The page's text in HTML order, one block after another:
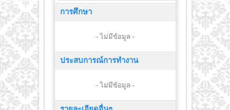
การศึกษา
- ไม่มีข้อมูล -
ประสบการณ์การทำงาน
- ไม่มีข้อมูล -